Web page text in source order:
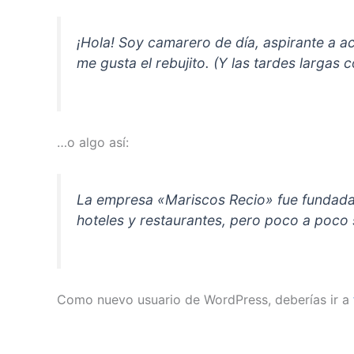
¡Hola! Soy camarero de día, aspirante a
me gusta el rebujito. (Y las tardes largas
…o algo así:
La empresa «Mariscos Recio» fue
hoteles y restaurantes, pero poco a
Como nuevo usuario de WordPress, deberías ir a